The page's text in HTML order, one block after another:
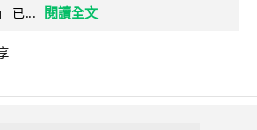
已...
閱讀全文